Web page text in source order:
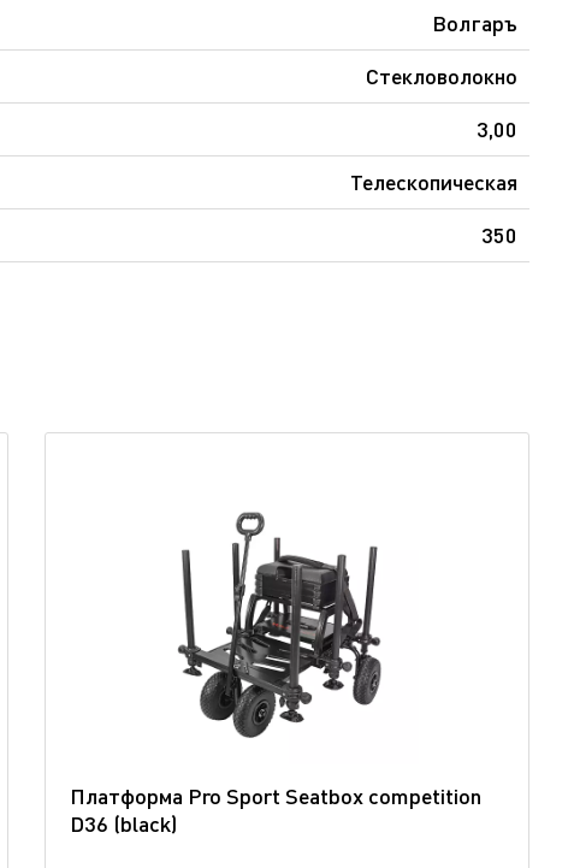
Волгаръ
Стекловолокно
3,00
Телескопическая
350
Платформа Pro Sport Seatbox competition
D36 (blaсk)